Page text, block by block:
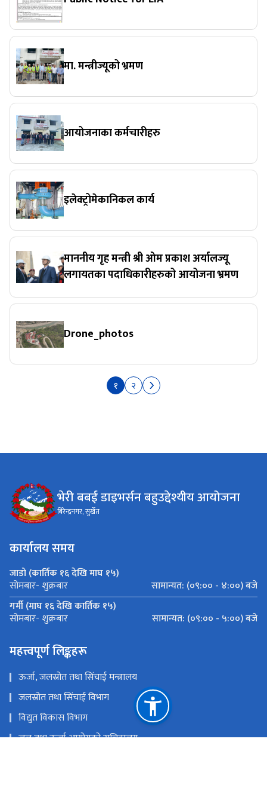
मा. मन्त्रीज्यूको भ्रमण
आयोजनाका कर्मचारीहरु
इलेक्ट्रोमेकानिकल कार्य
माननीय गृह मन्त्री श्री ओम प्रकाश अर्यालज्यू
लगायतका पदाधिकारीहरुको आयोजना भ्रमण
Drone_photos
१ २
भेरी बबई डाइभर्सन बहुउद्देश्यीय आयोजना
बिरेन्द्रनगर, सुर्खेत
कार्यालय समय
जाडो (कार्तिक १६ देखि माघ १५)
सोमबार- शुक्रबार
सामान्यत: (०९:०० - ४:००) बजे
गर्मी (माघ १६ देखि कार्तिक १५)
सोमबार- शुक्रबार सामान्यत: (०९:०० - ५:००) बजे
महत्त्वपूर्ण लिङ्कहरू
ऊर्जा, जलस्रोत तथा सिंचाई मन्त्रालय
जलस्रोत तथा सिंचाई विभाग
विद्युत विकास विभाग
जल तथा ऊर्जा आयोगको सचिवालय